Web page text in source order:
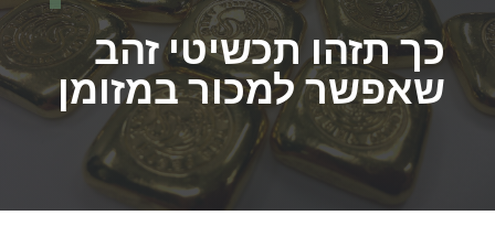
כך תזהו תכשיטי זהב
שאפשר למכור במזומן